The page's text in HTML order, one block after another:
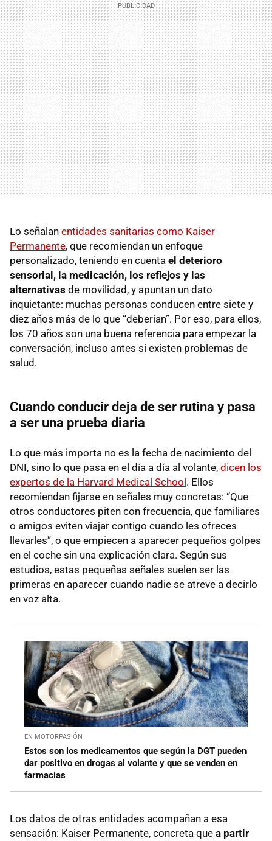
Lo señalan entidades sanitarias como Kaiser
Permanente, que recomiendan un enfoque
personalizado, teniendo en cuenta el deterioro
sensorial, la medicación, los reflejos y las
alternativas de movilidad, y apuntan un dato
inquietante: muchas personas conducen entre siete y
diez años más de lo que “deberían”. Por eso, para ellos,
los 70 años son una buena referencia para empezar la
conversación, incluso antes si existen problemas de
salud.
Cuando conducir deja de ser rutina y pasa
a ser una prueba diaria
Lo que más importa no es la fecha de nacimiento del
DNI, sino lo que pasa en el día a día al volante, dicen los
expertos de la Harvard Medical School . Ellos
recomiendan fijarse en señales muy concretas: “Que
otros conductores piten con frecuencia, que familiares
o amigos eviten viajar contigo cuando les ofreces
llevarles”, o que empiecen a aparecer pequeños golpes
en el coche sin una explicación clara. Según sus
estudios, estas pequeñas señales suelen ser las
primeras en aparecer cuando nadie se atreve a decirlo
en voz alta.
EN MOTORPASIÓN
Estos son los medicamentos que según la DGT pueden
dar positivo en drogas al volante y que se venden en
farmacias
Los datos de otras entidades acompañan a esa
sensación: Kaiser Permanente, concreta que a partir